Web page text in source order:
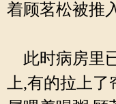
着顾茗松被推
此时病房里
上,有的拉上